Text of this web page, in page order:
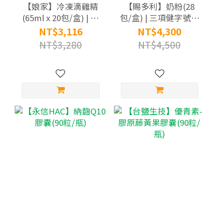
【娘家】冷凍滴雞精
(65ml x 20包/盒) | 原
廠直供 低溫宅配 | 原
廠目前效期：
20261216
NT$3,116
NT$3,280
【賜多利】奶粉(28
包/盒) | 三項健字號認
證
NT$4,300
NT$4,500